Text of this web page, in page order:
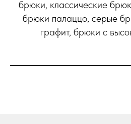
брюки, классические
брюки палаццо, серые
графит, брюки с